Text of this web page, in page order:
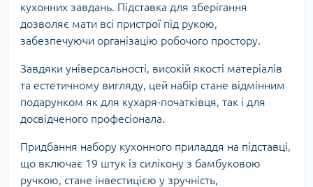
кухонних завдань. Підставка для зберігання
дозволяє мати всі пристрої під рукою,
забезпечуючи організацію робочого простору.
Завдяки універсальності, високій якості матеріалів
та естетичному вигляду, цей набір стане відмінним
подарунком як для кухаря-початківця, так і для
досвідченого професіонала.
Придбання набору кухонного приладдя на підставці,
що включає 19 штук із силікону з бамбуковою
ручкою, стане інвестицією у зручність,